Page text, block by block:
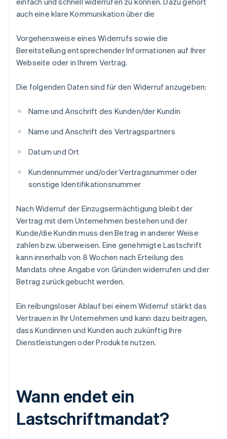
auch eine klare Kommunikation über die
Vorgehensweise eines Widerrufs sowie die
Bereitstellung entsprechender Informationen auf Ihrer
Webseite oder in Ihrem Vertrag.
Die folgenden Daten sind für den Widerruf anzugeben:
Name und Anschrift des Kunden/der Kundin
Name und Anschrift des Vertragspartners
Datum und Ort
Kundennummer und/oder Vertragsnummer oder
sonstige Identifikationsnummer
Nach Widerruf der Einzugsermächtigung bleibt der
Vertrag mit dem Unternehmen bestehen und der
Kunde/die Kundin muss den Betrag in anderer Weise
zahlen bzw. überweisen. Eine genehmigte Lastschrift
kann innerhalb von 8 Wochen nach Erteilung des
Mandats ohne Angabe von Gründen widerrufen und der
Betrag zurückgebucht werden.
Ein reibungsloser Ablauf bei einem Widerruf stärkt das
Vertrauen in Ihr Unternehmen und kann dazu beitragen,
dass Kundinnen und Kunden auch zukünftig Ihre
Dienstleistungen oder Produkte nutzen.
Wann endet ein
Lastschriftmandat?